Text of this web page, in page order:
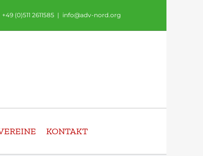
+49 (0)511 2611585 | info@adv-nord.org
KONTAKT